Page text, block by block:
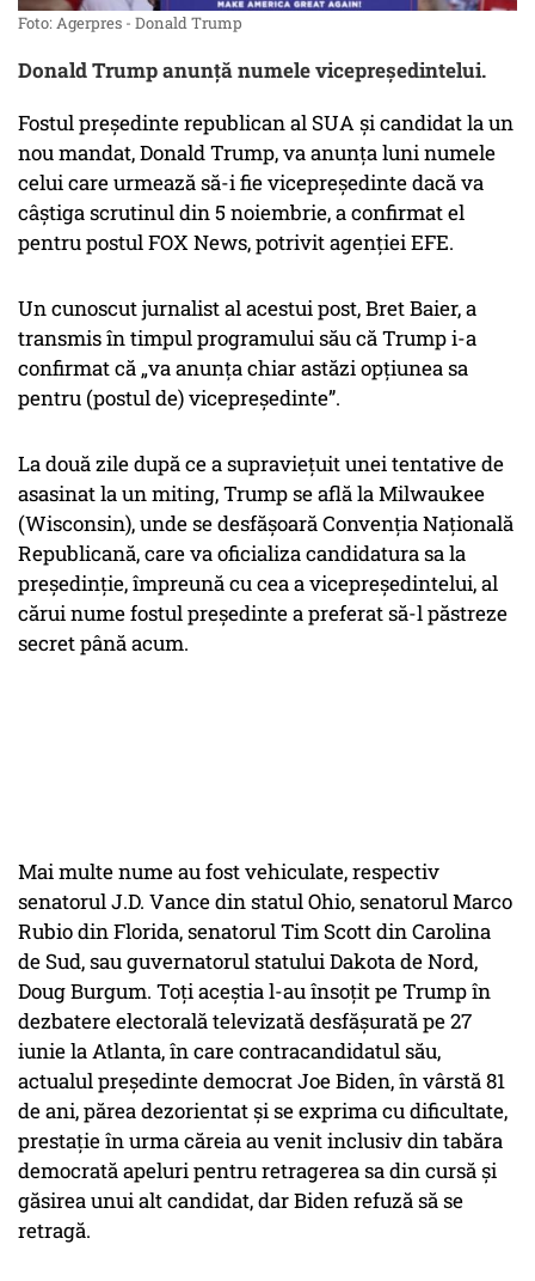
Foto: Agerpres - Donald Trump
Donald Trump anunţă numele vicepreședintelui.
Fostul preşedinte republican al SUA şi candidat la un
nou mandat, Donald Trump, va anunţa luni numele
celui care urmează să-i fie vicepreşedinte dacă va
câştiga scrutinul din 5 noiembrie, a confirmat el
pentru postul FOX News, potrivit agenţiei EFE.
Un cunoscut jurnalist al acestui post, Bret Baier, a
transmis în timpul programului său că Trump i-a
confirmat că „va anunţa chiar astăzi opţiunea sa
pentru (postul de) vicepreşedinte”.
La două zile după ce a supravieţuit unei tentative de
asasinat la un miting, Trump se află la Milwaukee
(Wisconsin), unde se desfăşoară Convenţia Naţională
Republicană, care va oficializa candidatura sa la
preşedinţie, împreună cu cea a vicepreședintelui, al
cărui nume fostul preşedinte a preferat să-l păstreze
secret până acum.
Mai multe nume au fost vehiculate, respectiv
senatorul J.D. Vance din statul Ohio, senatorul Marco
Rubio din Florida, senatorul Tim Scott din Carolina
de Sud, sau guvernatorul statului Dakota de Nord,
Doug Burgum. Toţi aceştia l-au însoţit pe Trump în
dezbatere electorală televizată desfăşurată pe 27
iunie la Atlanta, în care contracandidatul său,
actualul preşedinte democrat Joe Biden, în vârstă 81
de ani, părea dezorientat şi se exprima cu dificultate,
prestaţie în urma căreia au venit inclusiv din tabăra
democrată apeluri pentru retragerea sa din cursă şi
găsirea unui alt candidat, dar Biden refuză să se
retragă.